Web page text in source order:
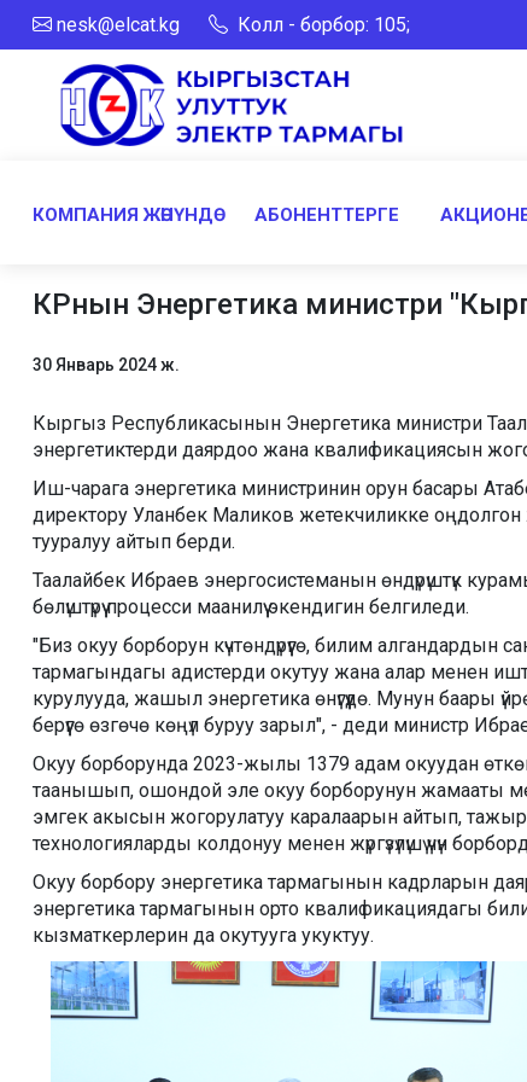
nesk@elcat.kg Колл - борбор: 105;
КОМПАНИЯ ЖӨНҮНДӨ АБОНЕНТТЕРГЕ
КРнын Энергетика министри
30 Январь 2024 ж.
Кыргыз Республикасынын Энергетика министри
энергетиктерди даярдоо жана квалификациясын
Иш-чарага энергетика министринин орун басары
директору Уланбек Маликов жетекчиликке
тууралуу айтып берди.
Таалайбек Ибраев энергосистеманын өндүрүштүк
бөлүштүрүү процесси маанилүү экендигин белгиледи.
"Биз окуу борборун күчтөндүрүүгө, билим
тармагындагы адистерди окутуу жана алар менен
курулууда, жашыл энергетика өнүгүүдө. Мунун баары
берүүгө өзгөчө көңүл буруу зарыл", - деди министр
Окуу борборунда 2023-жылы 1379 адам окуудан
таанышып, ошондой эле окуу борборунун жамааты
эмгек акысын жогорулатуу каралаарын айтып,
технологияларды колдонуу менен жүргүзүлүшү үчүн
Окуу борбору энергетика тармагынын кадрларын
энергетика тармагынын орто квалификациядагы
кызматкерлерин да окутууга укуктуу.